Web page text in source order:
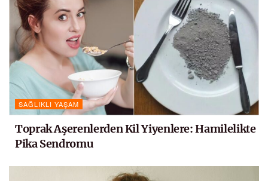
SAĞLIKLI YAŞAM
Toprak Aşerenlerden Kil Yiyenlere: Hamilelikte
Pika Sendromu